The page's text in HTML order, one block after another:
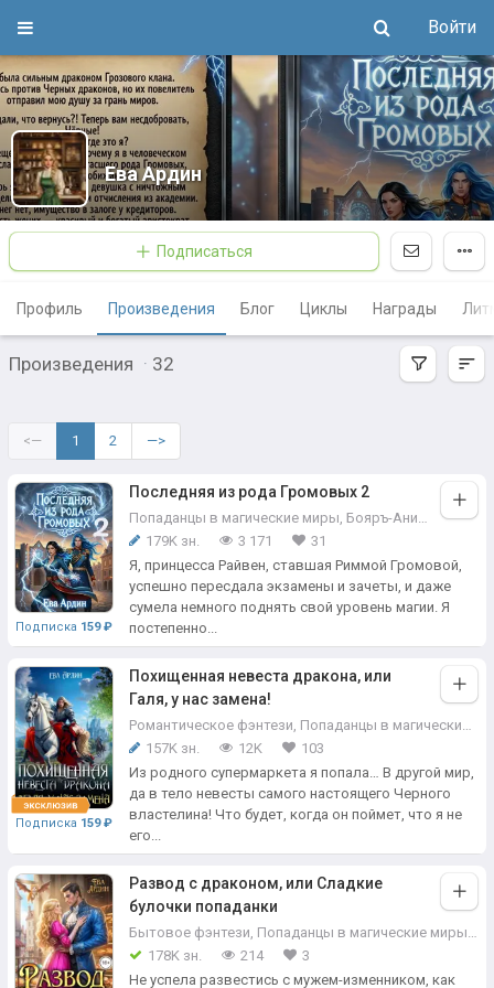
Войти
Ева Ардин
Подписаться
Профиль Произведения Блог Циклы Награды
Произведения · 32
<— 1 2 —>
Подписка 159 ₽
Последняя из рода Громовых 2
Попаданцы в магические миры, Бояръ-Аниме ,
179K зн.
3 171
31
Я, принцесса Райвен, ставшая Риммой Громовой,
успешно пересдала экзамены и зачеты, и даже
сумела немного поднять свой уровень магии. Я
постепенно...
Подписка 159 ₽
Похищенная невеста дракона, или
Галя, у нас замена!
Романтическое фэнтези, Попаданцы в магические миры
157K зн.
12K
103
Из родного супермаркета я попала… В другой мир,
да в тело невесты самого настоящего Черного
властелина! Что будет, когда он поймет, что я не
его...
Развод с драконом, или Сладкие
булочки попаданки
Бытовое фэнтези, Попаданцы в магические миры,
178K зн.
214
3
Не успела развестись с мужем-изменником, как